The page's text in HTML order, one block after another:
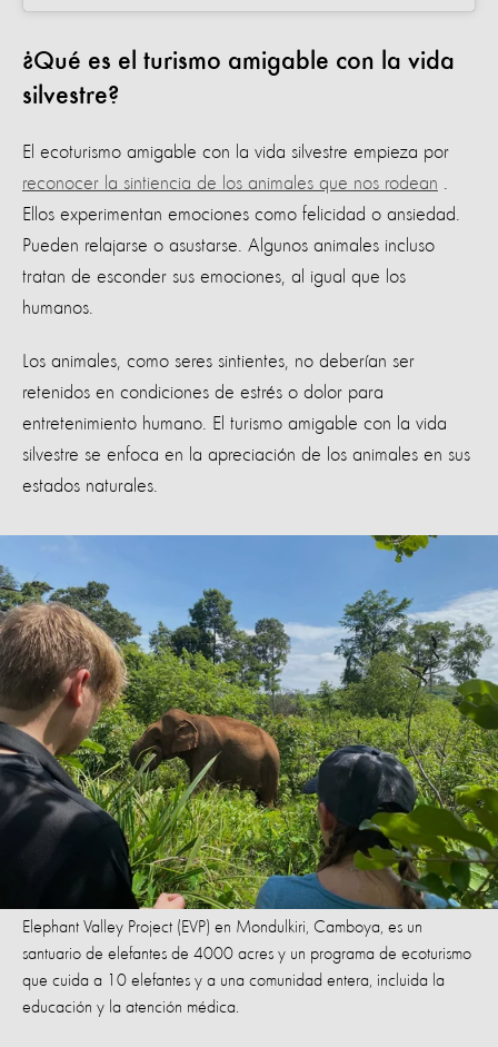
¿Qué es el turismo amigable con la vida
silvestre?
El ecoturismo amigable con la vida silvestre empieza por
reconocer la sintiencia de los animales que nos rodean .
Ellos experimentan emociones como felicidad o ansiedad.
Pueden relajarse o asustarse. Algunos animales incluso
tratan de esconder sus emociones, al igual que los
humanos.
Los animales, como seres sintientes, no deberían ser
retenidos en condiciones de estrés o dolor para
entretenimiento humano. El turismo amigable con la vida
silvestre se enfoca en la apreciación de los animales en sus
estados naturales.
Elephant Valley Project (EVP) en Mondulkiri, Camboya, es un
santuario de elefantes de 4000 acres y un programa de ecoturismo
que cuida a 10 elefantes y a una comunidad entera, incluida la
educación y la atención médica.